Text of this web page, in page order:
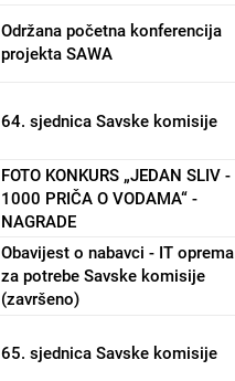
Održana početna konferencija
projekta SAWA
64. sjednica Savske komisije
FOTO KONKURS „JEDAN SLIV -
1000 PRIČA O VODAMA“ -
NAGRADE
Obavijest o nabavci - IT oprema
za potrebe Savske komisije
(završeno)
65. sjednica Savske komisije